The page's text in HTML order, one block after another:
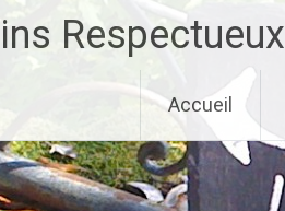
Respectueux
Accueil